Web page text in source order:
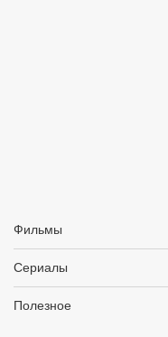
Фильмы
Сериалы
Полезное